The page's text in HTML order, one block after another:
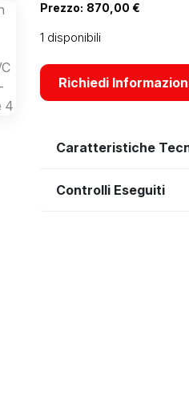
Prezzo: 870,00 €
1 disponibili
Richiedi
Caratteristiche
Controlli Eseguiti